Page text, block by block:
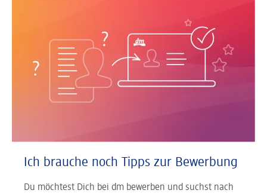
Ich brauche noch Tipps zur Bewerbung
Du möchtest Dich bei dm bewerben und suchst nach